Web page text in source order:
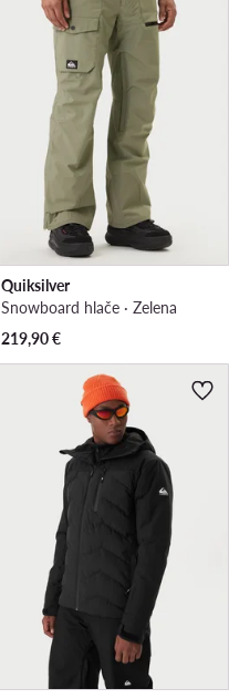
Quiksilver
Snowboard hlače · Zelena
219,90€